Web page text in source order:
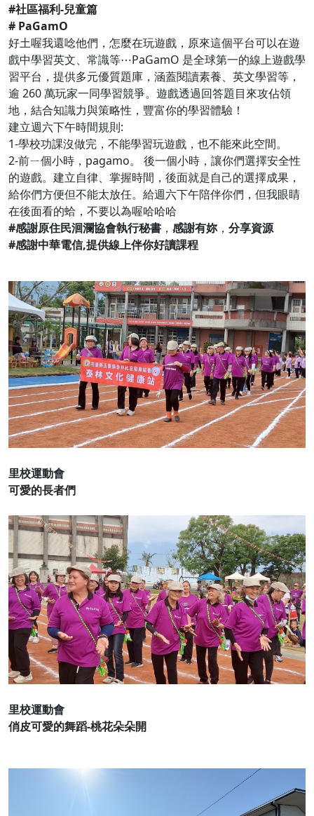
#社區福利-兒童篇
# PaGamO
好土喔我還唸他們，怎麼在玩遊戲，原來這個平台可以在遊
戲中學習英文、常識等⋯PaGamO 是全球第一的線上遊戲學
習平台，提供多元優質題庫，涵蓋閱讀素養、英文學習等，
逾 260 萬玩家一同學習競爭。遊戲透過回答題目來攻佔領
地，結合知識力與策略性，豐富你的學習體驗！
建立週六下午時間規則:
1-學校功課沒做完，不能學習玩遊戲，也不能來此空間。
2-前ㄧ個小時，pagamo。 後一個小時，讓你們選擇安全性
的遊戲。建立自律、掌握時間，後面就是自己的選擇成果，
給你們方便但不能太放任。給週六下午陪伴你們，但我眼睛
在後面看的蛤，不要以為喔哈哈哈
#感謝原住民洄瀾協會執行秘書 ， 感謝有妳 ， 分享資源
#感謝中華電信,提供線上伴你好讀課程
里校運動會
可愛的長者們
里校運動會
俏皮可愛的舞蹈-桃花朵朵開